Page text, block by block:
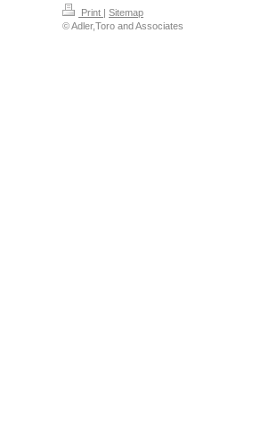
Print | Sitemap
© Adler,Toro and Associates